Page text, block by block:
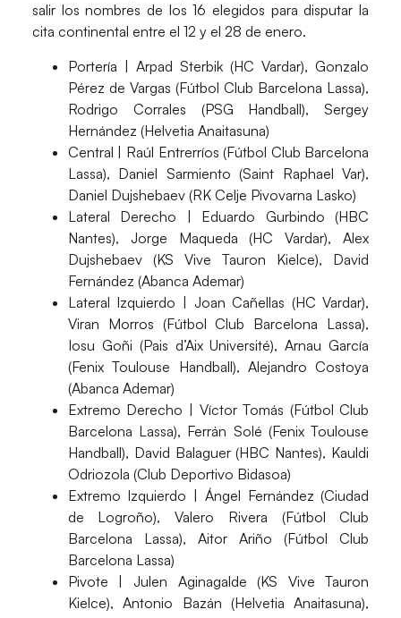
salir los nombres de los 16 elegidos para disputar la
cita continental entre el 12 y el 28 de enero.
Portería | Arpad Sterbik (HC Vardar), Gonzalo
Pérez de Vargas (Fútbol Club Barcelona Lassa),
Rodrigo Corrales (PSG Handball), Sergey
Hernández (Helvetia Anaitasuna)
Central | Raúl Entrerríos (Fútbol Club Barcelona
Lassa), Daniel Sarmiento (Saint Raphael Var),
Daniel Dujshebaev (RK Celje Pivovarna Lasko)
Lateral Derecho | Eduardo Gurbindo (HBC
Nantes), Jorge Maqueda (HC Vardar), Alex
Dujshebaev (KS Vive Tauron Kielce), David
Fernández (Abanca Ademar)
Lateral Izquierdo | Joan Cañellas (HC Vardar),
Viran Morros (Fútbol Club Barcelona Lassa),
Iosu Goñi (Pais d’Aix Université), Arnau García
(Fenix Toulouse Handball), Alejandro Costoya
(Abanca Ademar)
Extremo Derecho | Víctor Tomás (Fútbol Club
Barcelona Lassa), Ferrán Solé (Fenix Toulouse
Handball), David Balaguer (HBC Nantes), Kauldi
Odriozola (Club Deportivo Bidasoa)
Extremo Izquierdo | Ángel Fernández (Ciudad
de Logroño), Valero Rivera (Fútbol Club
Barcelona Lassa), Aitor Ariño (Fútbol Club
Barcelona Lassa)
Pivote | Julen Aginagalde (KS Vive Tauron
Kielce), Antonio Bazán (Helvetia Anaitasuna),